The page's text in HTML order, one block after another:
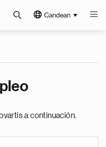
Candean
a continuación.